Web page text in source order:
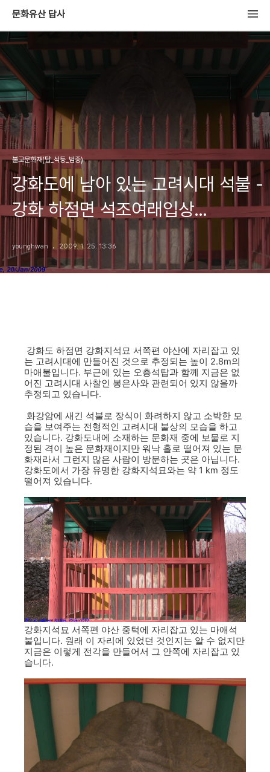
문화유산 답사
불교문화재(탑_석등_범종)
강화도에 남아 있는 고려시대 석불 -
강화 하점면 석조여래입상
(江華河岾面石造如來立像)
younghwan 2009. 1. 25. 13:36
강화도 하점면 강화지석묘 서쪽편 야산에 자리잡고 있
는 고려시대에 만들어진 것으로 추정되는 높이 2.8m의
마애불입니다. 부근에 있는 오층석탑과 함께 지금은 없
어진 고려시대 사찰인 봉은사와 관련되어 있지 않을까
추정되고 있습니다.
화강암에 새긴 석불로 장식이 화려하지 않고 소박한 모
습을 보여주는 전형적인 고려시대 불상의 모습을 하고
있습니다. 강화도내에 소재하는 문화재 중에 보물로 지
정된 격이 높은 문화재이지만 워낙 홀로 떨어져 있는 문
화재라서 그런지 많은 사람이 방문하는 곳은 아닙니다.
강화도에서 가장 유명한 강화지석묘와는 약 1 km 정도
떨어져 있습니다.
강화지석묘 서쪽편 야산 중턱에 자리잡고 있는 마애석
불입니다. 원래 이 자리에 있었던 것인지는 알 수 없지만
지금은 이렇게 전각을 만들어서 그 안쪽에 자리잡고 있
습니다.